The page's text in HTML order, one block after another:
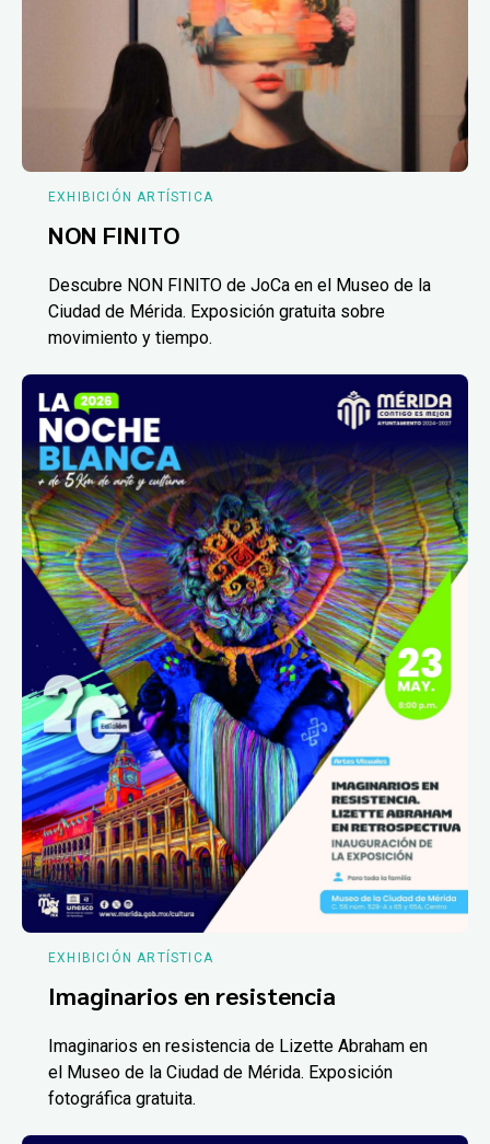
EXHIBICIÓN ARTÍSTICA
NON FINITO
Descubre NON FINITO de JoCa en el Museo de la
Ciudad de Mérida. Exposición gratuita sobre
movimiento y tiempo.
EXHIBICIÓN ARTÍSTICA
Imaginarios en resistencia
Imaginarios en resistencia de Lizette Abraham en
el Museo de la Ciudad de Mérida. Exposición
fotográfica gratuita.